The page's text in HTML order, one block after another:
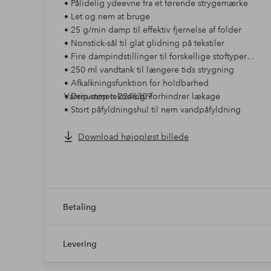
• Pålidelig ydeevne fra et førende strygemærke
• Let og nem at bruge
• 25 g/min damp til effektiv fjernelse af folder
• Nonstick-sål til glat glidning på tekstiler
• Fire dampindstillinger til forskellige stoftyper
• 250 ml vandtank til længere tids strygning
• Afkalkningsfunktion for holdbarhed
• Drip-stop-teknologi forhindrer lækage
• Stort påfyldningshul til nem vandpåfyldning
• Specifikationer: 30 sek. opvarmning, 2000 W, smart
Varenummer: 2246309
Download højopløst billede
Betaling
Levering